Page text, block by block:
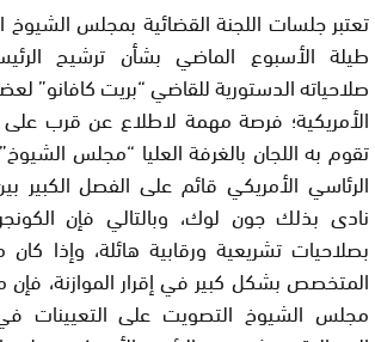
تعتبر جلسات اللجنة القضائية بمجلس الشيوخ
طيلة الأسبوع الماضي بشأن ترشيح
صلاحياته الدستورية للقاضي “بريت كافانو”
الأمريكية؛ فرصة مهمة لاطلاع عن قرب
تقوم به اللجان بالغرفة العليا “مجلس
الرئاسي الأمريكي قائم على الفصل الكبير
نادى بذلك جون لوك، وبالتالي فإن
بصلاحيات تشريعية ورقابية هائلة، وإذا
المتخصص بشكل كبير في إقرار الموازنة،
مجلس الشيوخ التصويت على التعيينات في